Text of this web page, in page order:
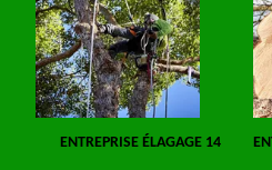
ENTREPRISE ÉLAGAGE 14